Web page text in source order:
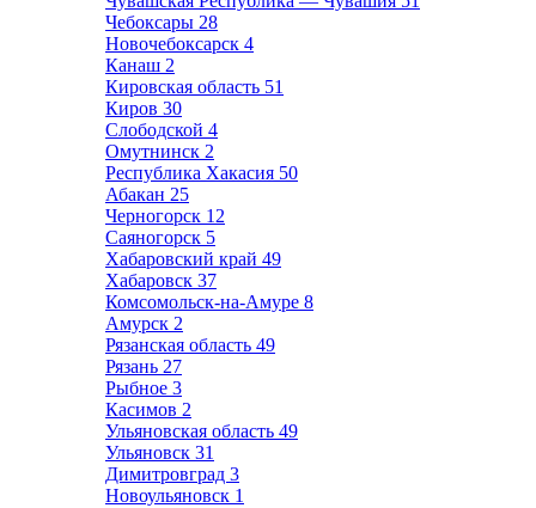
Чебоксары 28
Новочебоксарск 4
Канаш 2
Кировская область 51
Киров 30
Слободской 4
Омутнинск 2
Республика Хакасия 50
Абакан 25
Черногорск 12
Саяногорск 5
Хабаровский край 49
Хабаровск 37
Комсомольск-на-Амуре 8
Амурск 2
Рязанская область 49
Рязань 27
Рыбное 3
Касимов 2
Ульяновская область 49
Ульяновск 31
Димитровград 3
Новоульяновск 1